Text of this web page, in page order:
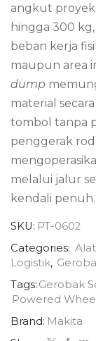
angkut
hingga 300
beban kerja
maupun area
dump
material
tombol tanpa
penggerak
melalui jalur
kendali penuh.
SKU: PT-0602
Categories:
Logistik,
Tags: Gerobak
Powered
Brand: Makita